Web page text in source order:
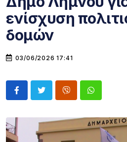
ενίσχυση
δομών
03/06/2026 17:41